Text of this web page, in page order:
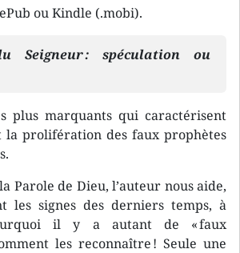
ou Kindle (.mobi).
Seigneur : spéculation ou
plus marquants qui caractérisent
la prolifération des faux prophètes
Parole de Dieu, l’auteur nous aide,
les signes des derniers temps, à
il y a autant de « faux
les reconnaître ! Seule une